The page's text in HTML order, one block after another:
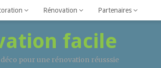
Rénovation Partenaires
facile
pour une rénovation réusssie